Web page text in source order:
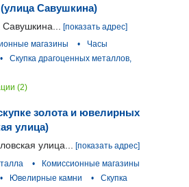
Савушкина)
[показать адрес]
магазины •
Часы
•
Скупка драгоценных металлов,
(2)
золота и ювелирных
улица)
улица... [показать адрес]
•
Комиссионные магазины
• Ювелирные камни •
Скупка